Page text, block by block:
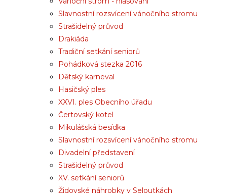
Slavnostní rozsvícení vánočního stromu
Strašidelný průvod
Drakiáda
Tradiční setkání seniorů
Pohádková stezka 2016
Dětský karneval
Hasičský ples
XXVI. ples Obecního úřadu
Čertovský kotel
Mikulášská besídka
Slavnostní rozsvícení vánočního stromu
Divadelní představení
Strašidelný průvod
XV. setkání seniorů
Židovské náhrobky v Seloutkách